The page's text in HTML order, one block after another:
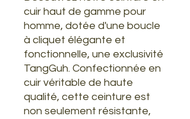
cuir haut de gamme pour
homme, dotée d'une boucle
à cliquet élégante et
fonctionnelle, une exclusivité
TangGuh. Confectionnée en
cuir véritable de haute
qualité, cette ceinture est
non seulement résistante,